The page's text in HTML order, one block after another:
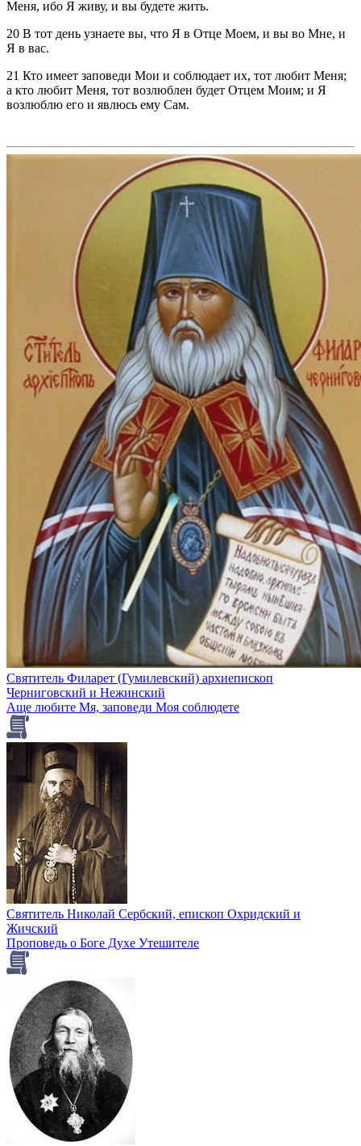
Меня, ибо Я живу, и вы будете жить.
20 В тот день узнаете вы, что Я в Отце Моем, и вы во Мне, и
Я в вас.
21 Кто имеет заповеди Мои и соблюдает их, тот любит Меня;
а кто любит Меня, тот возлюблен будет Отцем Моим; и Я
возлюблю его и явлюсь ему Сам.
Святитель Филарет (Гумилевский) архиепископ
Черниговский и Нежинский
Аще любите Мя, заповеди Моя соблюдете
Святитель Николай Сербский, епископ Охридский и
Жичский
Проповедь о Боге Духе Утешителе